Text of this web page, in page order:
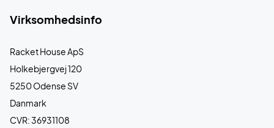
Virksomhedsinfo
Racket House ApS
Holkebjergvej 120
5250 Odense SV
Danmark
CVR: 36931108